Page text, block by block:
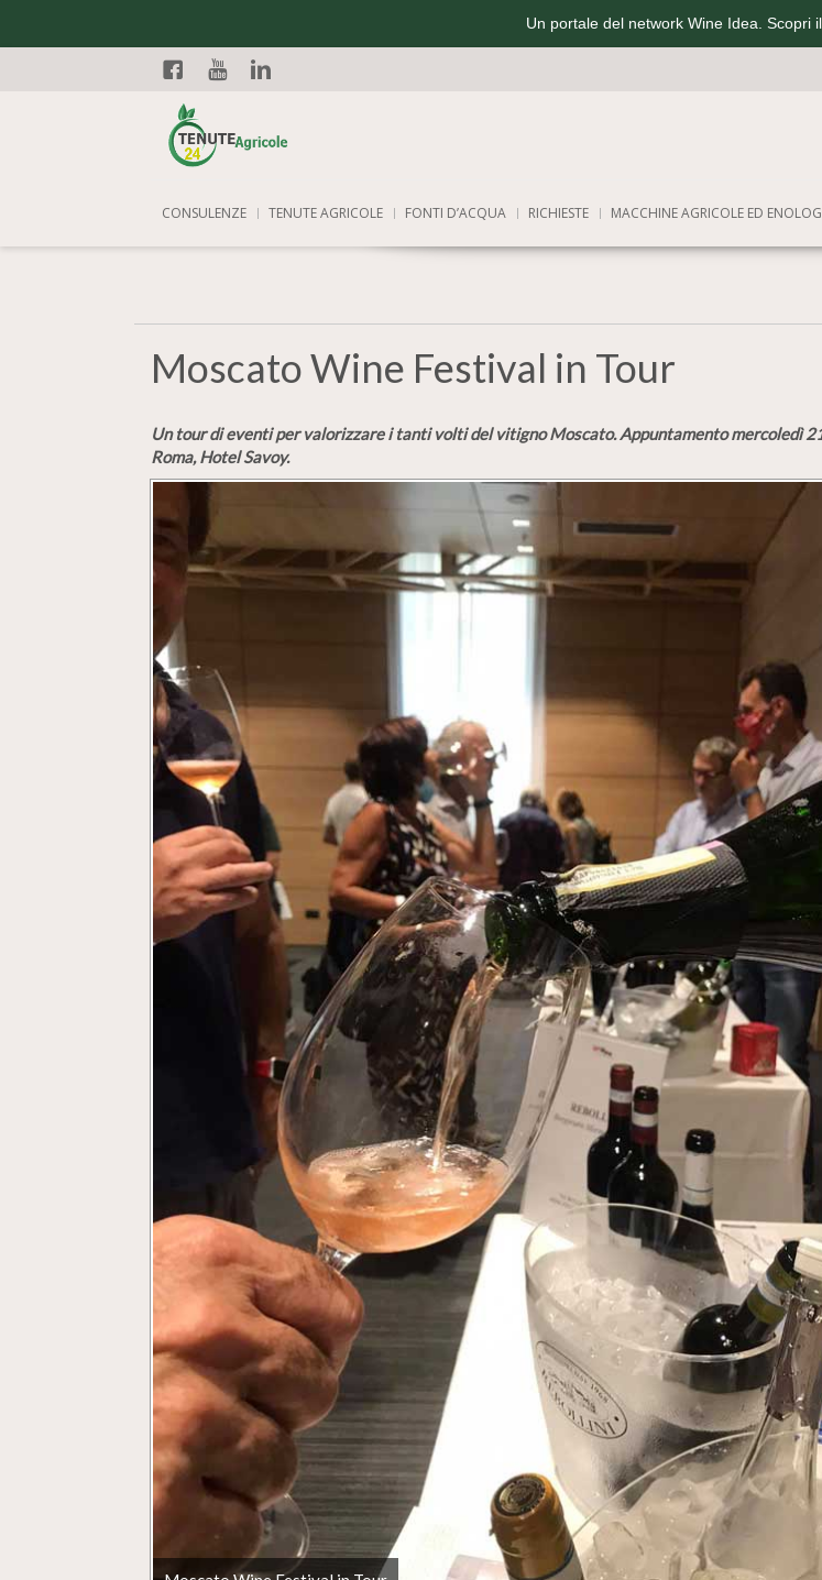
Un portale del network Wine Idea. Scopri
Facebook
CONSULENZE TENUTE AGRICOLE FONTI D’ACQUA RICHIESTE MACCHINE AGRICOLE ED
Moscato Wine Festival in Tour
Un tour di eventi per valorizzare i tanti volti del vitigno Moscato. Appuntamento mercoledì
Roma, Hotel Savoy.